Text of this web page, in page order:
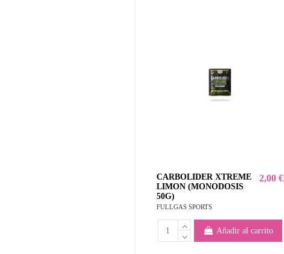
CARBOLIDER XTREME
LIMON (MONODOSIS
50G)
FULLGAS SPORTS
2,00 €
Añadir al carrito